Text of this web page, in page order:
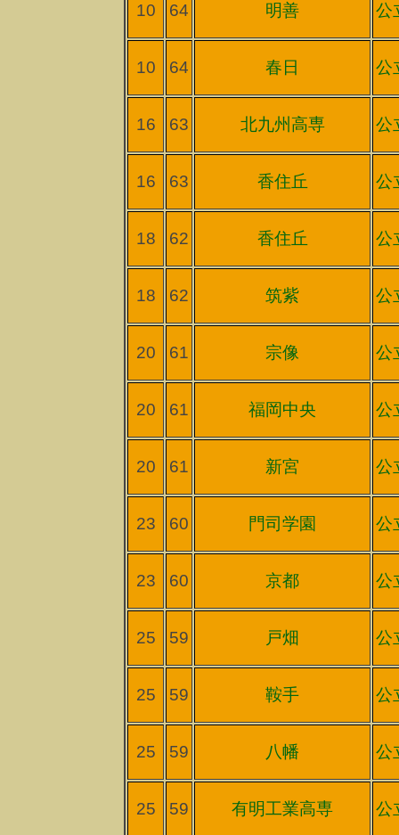
10 64 明善 公
10 64 春日 公
16 63 北九州高専 公
16 63 香住丘 公
18 62 香住丘 公
18 62 筑紫 公
20 61 宗像 公
20 61 福岡中央 公
20 61 新宮 公
23 60 門司学園 公
23 60 京都 公
25 59 戸畑 公
25 59 鞍手 公
25 59 八幡 公
25 59 有明工業高専 公